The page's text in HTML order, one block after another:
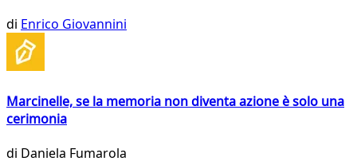
di Enrico Giovannini
Marcinelle, se la memoria non diventa azione è solo una
cerimonia
di Daniela Fumarola